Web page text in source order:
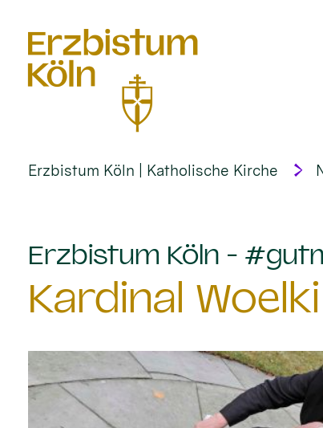
Erzbistum Köln | Katholische Kirche
Erzbistum Köln -
Kardinal